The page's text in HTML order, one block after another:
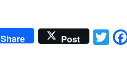
Share Post